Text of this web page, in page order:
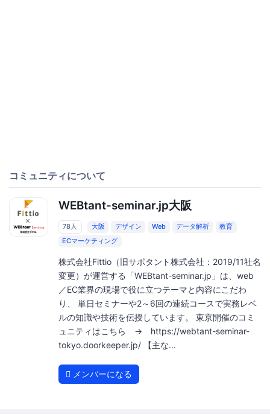
コミュニティについて
WEBtant-seminar.jp大阪
78人 大阪 デザイン Web データ解析
教育
ECマーケティング
株式会社Fittio（旧サポタント株式会社：2019/11社名
変更）が運営する「WEBtant-seminar.jp」は、web
／EC業界の現場で役に立つテーマと内容にこだわ
り、 単日セミナーや2～6回の連続コースで実務レベ
ルの知識や技術を伝授しています。 東京開催のコミ
ュニティはこちら → https://webtant-seminar-
tokyo.doorkeeper.jp/ 【主な...
メンバーになる